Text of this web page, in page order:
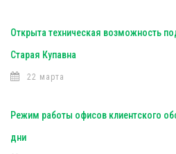
Открыта техническая возможность
Старая Купавна
22 марта
Режим работы офисов клиентского
дни